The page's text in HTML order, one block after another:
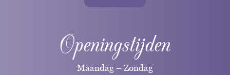
Openingstijden
Maandag – Zondag